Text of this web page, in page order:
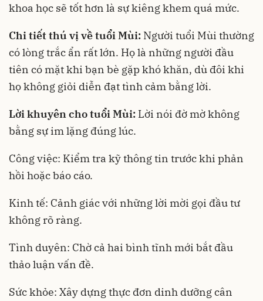
khoa học sẽ tốt hơn là sự kiêng khem quá mức.
Chi tiết thú vị về tuổi Mùi: Người tuổi Mùi thường
có lòng trắc ẩn rất lớn. Họ là những người đầu
tiên có mặt khi bạn bè gặp khó khăn, dù đôi khi
họ không giỏi diễn đạt tình cảm bằng lời.
Lời khuyên cho tuổi Mùi: Lời nói đờ mờ không
bằng sự im lặng đúng lúc.
Công việc: Kiểm tra kỹ thông tin trước khi phản
hồi hoặc báo cáo.
Kinh tế: Cảnh giác với những lời mời gọi đầu tư
không rõ ràng.
Tình duyên: Chờ cả hai bình tĩnh mới bắt đầu
thảo luận vấn đề.
Sức khỏe: Xây dựng thực đơn dinh dưỡng cân